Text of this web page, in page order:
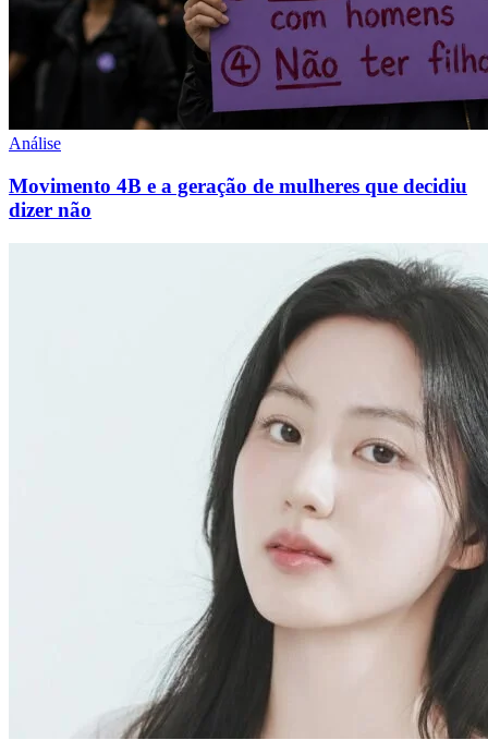
Análise
Movimento 4B e a geração de mulheres que decidiu
dizer não